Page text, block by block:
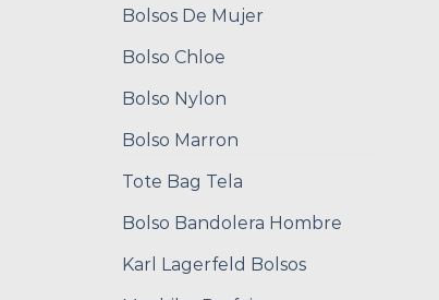
Bolsos De Mujer
Bolso Chloe
Bolso Nylon
Bolso Marron
Tote Bag Tela
Bolso Bandolera Hombre
Karl Lagerfeld Bolsos